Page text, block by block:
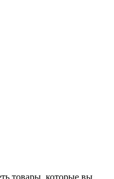
товары, которые вы